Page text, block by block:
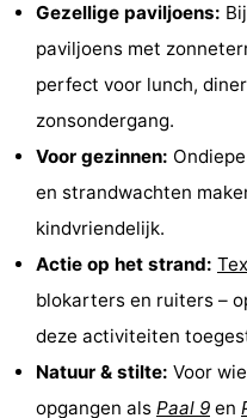
Zee
Vlijt
Hoeve
en
Strandhuys
Campings
Vakantiehuizen
Gezellige paviljoens:
paviljoens met
perfect voor lunch,
zonsondergang.
Voor gezinnen:
en strandwachten
kindvriendelijk.
Actie op het strand:
blokarters en ruiters –
deze activiteiten
Natuur & stilte: Voor
opgangen als Paal 9 en